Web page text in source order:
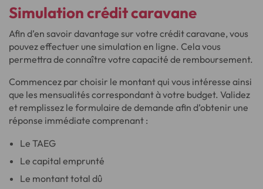
Simulationcrédit caravane
Afin d’en savoir davantage sur votre crédit caravane, vous
pouvez effectuer une simulation en ligne. Cela vous
permettra de connaître votre capacité de remboursement.
Commencez par choisir le montant qui vous intéresse ainsi
que les mensualités correspondant à votre budget. Validez
et remplissez le formulaire de demande afin d’obtenir une
réponse immédiate comprenant :
Le TAEG
Le capital emprunté
Le montant total dû